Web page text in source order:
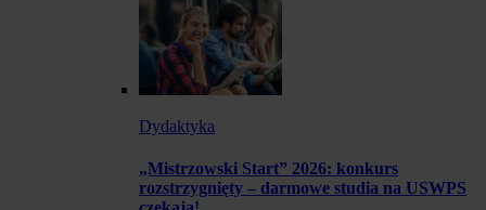
Dydaktyka
„Mistrzowski Start” 2026: konkurs
rozstrzygnięty – darmowe studia na USWPS